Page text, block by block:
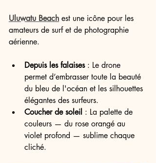
Uluwatu Beach est une icône pour les
amateurs de surf et de photographie
aérienne.
Depuis les falaises : Le drone
permet d’embrasser toute la beauté
du bleu de l'océan et les silhouettes
élégantes des surfeurs.
Coucher de soleil : La palette de
couleurs — du rose orangé au
violet profond — sublime chaque
cliché.